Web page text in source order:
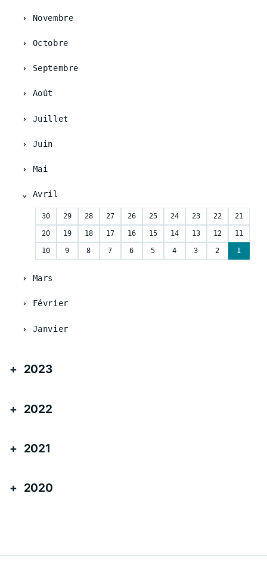
Novembre
Octobre
Septembre
Août
Juillet
Juin
Mai
Avril
30 29 28 27 26 25 24 23 22 21
20 19 18 17 16 15 14 13 12 11
10 9 8 7 6 5 4 3 2 1
Mars
Février
Janvier
2023
2022
2021
2020